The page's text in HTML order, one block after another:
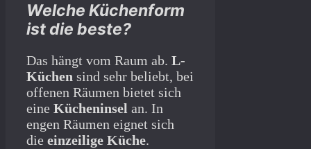
Welche Küchenform
ist die beste?
Das hängt vom Raum ab. L-
Küchen sind sehr beliebt, bei
offenen Räumen bietet sich
eine Kücheninsel an. In
engen Räumen eignet sich
die einzeilige Küche.